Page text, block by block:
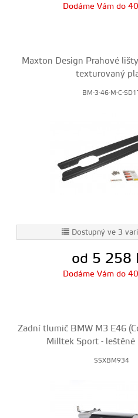
Dodáme Vám do
Maxton Design Prahové
texturovaný
BM-3-46-M-C-
Dostupný ve 3
od 5 258
Dodáme Vám do
Zadní tlumič BMW M3 E46
Milltek Sport - leštěné
SSXBM934